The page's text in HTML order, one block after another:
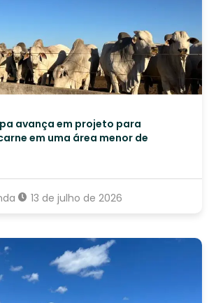
avança em projeto para
em uma área menor de
13 de julho de 2026